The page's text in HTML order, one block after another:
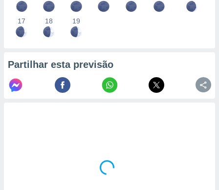
17 18 19
Partilhar esta previsão